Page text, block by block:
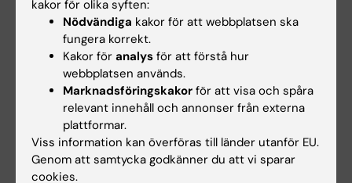
vårdvetenskap, Försäkringskassan, Vinnova,
Stressforskningsinstitutet och Stockholm
Stress Center. Specifika samarbeten och
finansiering uppges i respektive publikation i
avhandlingen.
Den 14 februari 2020 försvarar Elin Lindsäter
sin avhandling”Cognitive Behavior Therapy
for Stress-Related Disorders”
kakor för olika syften:
Nödvändiga kakor för att webbplatsen ska
fungera korrekt.
Kakor för analys för att förstå hur
webbplatsen används.
Marknadsföringskakor för att visa och spåra
relevant innehåll och annonser från externa
plattformar.
Viss information kan överföras till länder utanför EU.
Genom att samtycka godkänner du att vi sparar
cookies.